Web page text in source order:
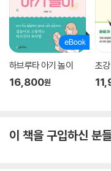
하브루타 아기 놀이
16,800원
초
이 책을 구입하신 분